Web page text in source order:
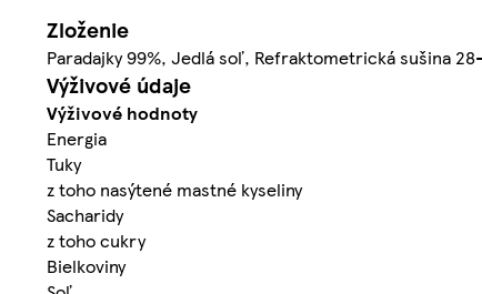
Zloženie
Paradajky 99%, Jedlá soľ, Refraktometrická sušina
Výživové údaje
Výživové hodnoty
Energia
Tuky
z toho nasýtené mastné kyseliny
Sacharidy
z toho cukry
Bielkoviny